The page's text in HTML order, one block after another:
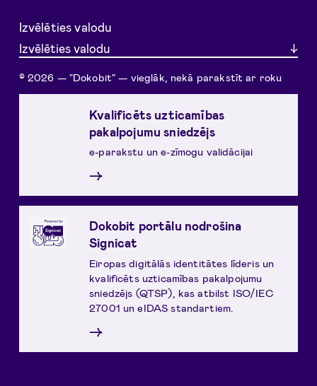
Izvēlēties valodu
Izvēlēties valodu
© 2026 — "Dokobit" — vieglāk, nekā parakstīt ar roku
Kvalificēts uzticamības
pakalpojumu sniedzējs
e-parakstu un e-zīmogu validācijai
→
Dokobit portālu nodrošina
Signicat
Eiropas digitālās identitātes līderis un
kvalificēts uzticamības pakalpojumu
sniedzējs (QTSP), kas atbilst ISO/IEC
27001 un eIDAS standartiem.
→